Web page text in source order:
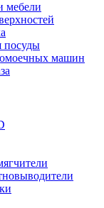
мебели
посуды
машин